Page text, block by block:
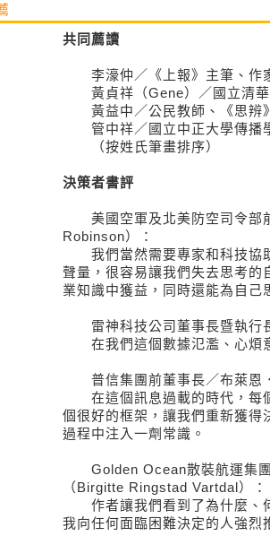
共同薦讀
李濠仲／《上報》主筆、作
黃貞祥（Gene）／國立清華
黃益中／公民教師、《思辨
管中祥／國立中正大學傳播
（按姓氏筆畫排序）
決策者書評
美國空軍及北美防空司令部
Robinson）：
我們當然需要專家和科技協
聲量，很容易讓我們失去思考
業知識中獲益，同時還能為自己
雷神科技公司董事長暨執行
在我們這個數據氾濫、心煩
普信集團前董事長／布萊恩
在這個訊息過載的時代，每
個很好的框架，讓我們重新獲得
過程中注入一劑常識。
Golden Ocean散裝航運集團
（Birgitte Ringstad Vartdal）：
作者讓我們看到了為什麼、何
我向任何面臨困難決定的人強烈